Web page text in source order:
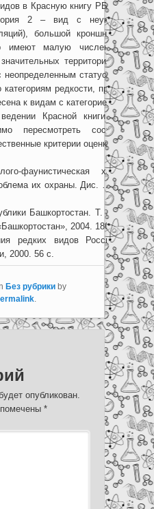
в Красную книгу РБ (2004)
2 – вид с неуклонно
большой кроншнеп
имеют малую численность и
территориях) и
неопределенным статусом). По
категориям редкости, принятым в
к видам с категорией 3.
Красной книги РБ в
пересмотреть состав
критерии оценки статуса
фаунистическая
их охраны. Дис. … канд.
Башкортостан. Т. 3.
2004. 180 с.
редких видов России. М.,
2000. 56 с.
Без рубрикиby
.
опубликован.
*